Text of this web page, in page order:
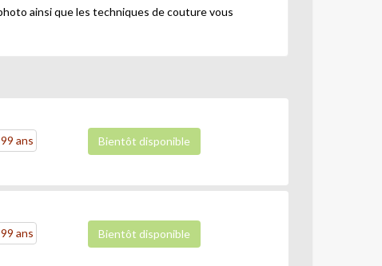
ainsi que les techniques de couture vous
ans Bientôt disponible
ans Bientôt disponible